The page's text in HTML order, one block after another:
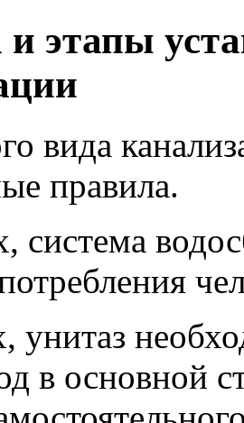
этапы
вида
правила.
система
унитаз
в основной